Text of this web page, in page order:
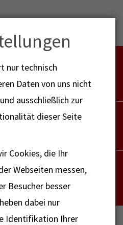
Menu
RETTUNGSDIENST
HÖRBEHINDERTE
nur technisch
Daten von uns nicht
ausschließlich zur
dieser Seite
Cookies, die Ihr
Webseiten messen,
Besucher besser
dabei nur
Identifikation Ihrer